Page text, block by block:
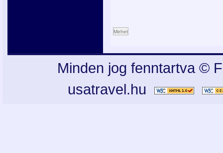
Mehet
Minden jog fenntartva ©
usatravel.hu